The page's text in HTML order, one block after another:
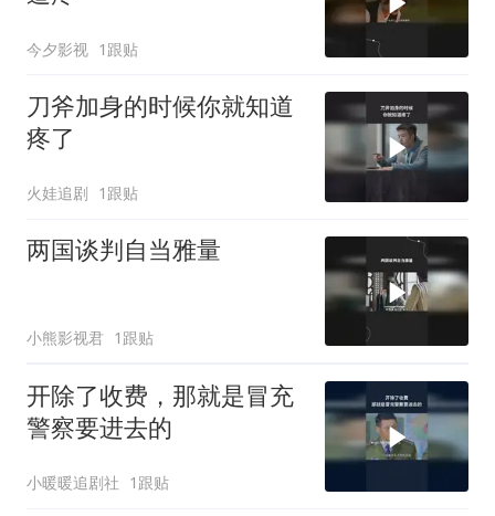
今夕影视 1跟贴
刀斧加身的时候你就知道
疼了
火娃追剧 1跟贴
两国谈判自当雅量
小熊影视君 1跟贴
开除了收费，那就是冒充
警察要进去的
小暖暖追剧社 1跟贴